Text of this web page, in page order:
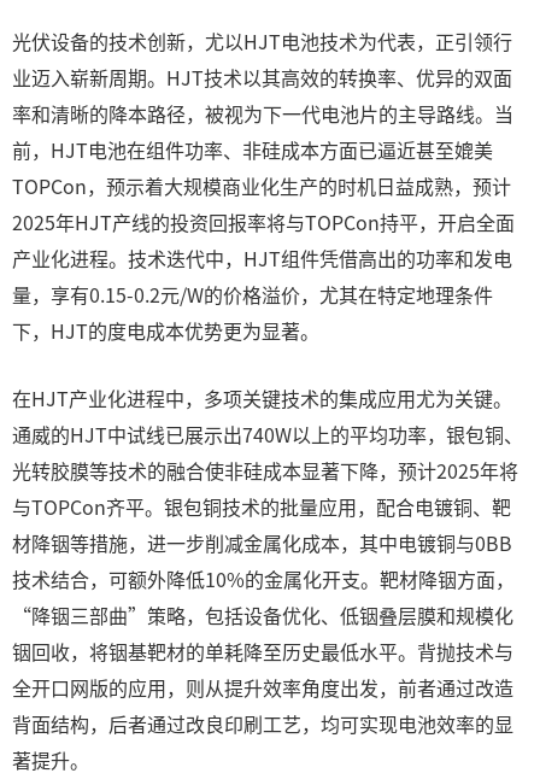
光伏设备的技术创新，尤以HJT电池技术为代表，正引领行
业迈入崭新周期。HJT技术以其高效的转换率、优异的双面
率和清晰的降本路径，被视为下一代电池片的主导路线。当
前，HJT电池在组件功率、非硅成本方面已逼近甚至媲美
TOPCon，预示着大规模商业化生产的时机日益成熟，预计
2025年HJT产线的投资回报率将与TOPCon持平，开启全面
产业化进程。技术迭代中，HJT组件凭借高出的功率和发电
量，享有0.15-0.2元/W的价格溢价，尤其在特定地理条件
下，HJT的度电成本优势更为显著。
在HJT产业化进程中，多项关键技术的集成应用尤为关键。
通威的HJT中试线已展示出740W以上的平均功率，银包铜、
光转胶膜等技术的融合使非硅成本显著下降，预计2025年将
与TOPCon齐平。银包铜技术的批量应用，配合电镀铜、靶
材降铟等措施，进一步削减金属化成本，其中电镀铜与0BB
技术结合，可额外降低10%的金属化开支。靶材降铟方面，
“降铟三部曲”策略，包括设备优化、低铟叠层膜和规模化
铟回收，将铟基靶材的单耗降至历史最低水平。背抛技术与
全开口网版的应用，则从提升效率角度出发，前者通过改造
背面结构，后者通过改良印刷工艺，均可实现电池效率的显
著提升。